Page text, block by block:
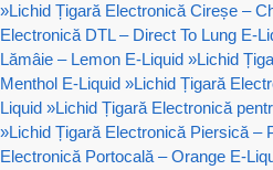
»Lichid Țigară Electronică Cireșe –
Electronică DTL – Direct To Lung E-
Lămâie – Lemon E-Liquid »Lichid
Menthol E-Liquid »Lichid Țigară
Liquid »Lichid Țigară Electronică
»Lichid Țigară Electronică Piersică –
Electronică Portocală – Orange E-